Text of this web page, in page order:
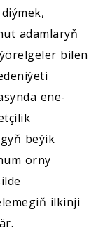
adamlaryň
bilen
ene-
beýik
orny
ilkinji